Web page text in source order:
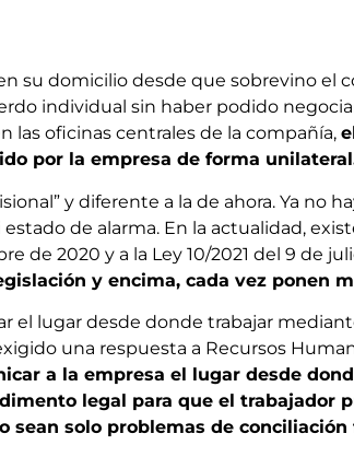
su domicilio desde que sobrevino
individual sin haber podido
las oficinas centrales de la compañía,
por la empresa de forma
y diferente a la de ahora. Ya no
de alarma. En la actualidad,
de 2020 y a la Ley 10/2021 del 9 de
y encima, cada vez ponen
el lugar desde donde trabajar
una respuesta a Recursos
a la empresa el lugar desde
legal para que el trabajador
sean solo problemas de